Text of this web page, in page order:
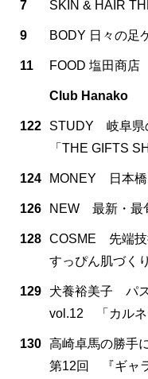
7 SKIN & HAIR
9 BODY 日々の足
11 FOOD 塩田商店
Club Hanako
122
STUDY 岐阜県
「THE GIFTS
124 MONEY 日本橋
126 NEW 最新・最
128 COSME 先端技
すっぴん肌づくり
129
犬養裕美子 パ
vol.12 「カルネ
130 高崎卓馬の勝手
第12回 『ギャ